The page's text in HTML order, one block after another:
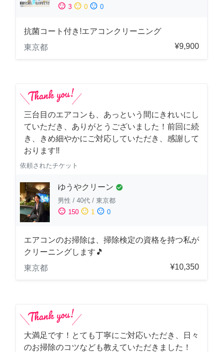
sentiment_satisfied 3 sentiment_neutral 0 sentiment_dissatisfied 0
抗菌コート付き!エアコンクリーニング
東京都
¥9,900
三台目のエアコンも、あっという間にきれいにし
ていただき、ありがとうございました！前回に続
き、きめ細やかにご対応していただき、感謝して
おります‼️
依頼されたチケット
ゆうやクリーン check_circle
男性 / 40代 / 東京都
sentiment_satisfied 150 sentiment_neutral 1 sentiment_dissatisfied 0
エアコンのお掃除は、掃除検定の資格を持つ私が
クリーニングします🎵
東京都
¥10,350
大満足です！とても丁寧にご対応いただき、日々
のお掃除のコツなども教えていただきました！